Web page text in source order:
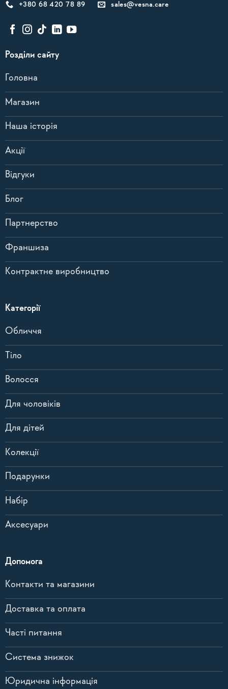
+380 68 420 78 89 sales@vesna.care
Розділи сайту
Головна
Магазин
Наша історія
Акції
Відгуки
Блог
Партнерство
Франшиза
Контрактне виробництво
Категорії
Обличчя
Тіло
Волосся
Для чоловіків
Для дітей
Колекції
Подарунки
Набір
Аксесуари
Допомога
Контакти та магазини
Доставка та оплата
Часті питання
Система знижок
Юридична інформація